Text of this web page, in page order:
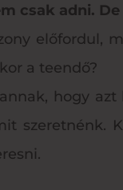
csak adni.
előfordul,
a teendő?
hogy
szeretnénk.